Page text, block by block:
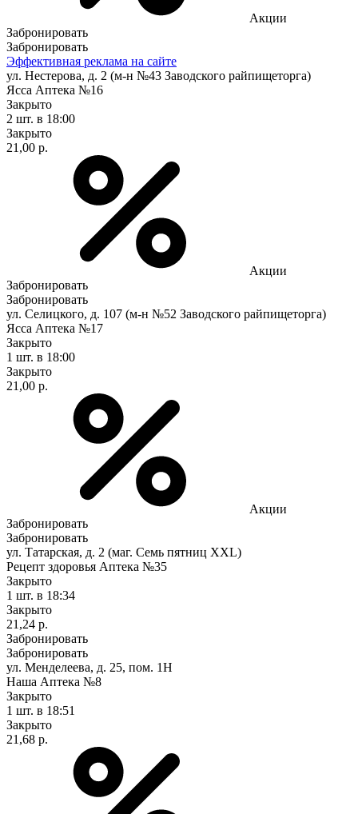
Акции
Забронировать
Забронировать
Эффективная реклама на сайте
ул. Нестерова, д. 2 (м-н №43 Заводского райпищеторга)
Ясса Аптека №16
Закрыто
2 шт. в 18:00
Закрыто
21,00 р.
Акции
Забронировать
Забронировать
ул. Селицкого, д. 107 (м-н №52 Заводского райпищеторга)
Ясса Аптека №17
Закрыто
1 шт. в 18:00
Закрыто
21,00 р.
Акции
Забронировать
Забронировать
ул. Татарская, д. 2 (маг. Семь пятниц XXL)
Рецепт здоровья Аптека №35
Закрыто
1 шт. в 18:34
Закрыто
21,24 р.
Забронировать
Забронировать
ул. Менделеева, д. 25, пом. 1Н
Наша Аптека №8
Закрыто
1 шт. в 18:51
Закрыто
21,68 р.